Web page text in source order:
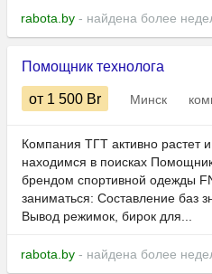
rabota.by - найдена более
Помощник технолога
от 1 500 Br Минск
Компания ТГТ активно
находимся в поисках
брендом спортивной одежды
заниматься: Составление баз
Вывод режимок, бирок для...
rabota.by - найдена более